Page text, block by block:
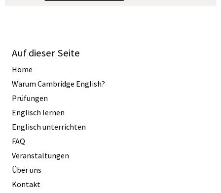
Auf dieser Seite
Home
Warum Cambridge English?
Prüfungen
Englisch lernen
Englisch unterrichten
FAQ
Veranstaltungen
Über uns
Kontakt